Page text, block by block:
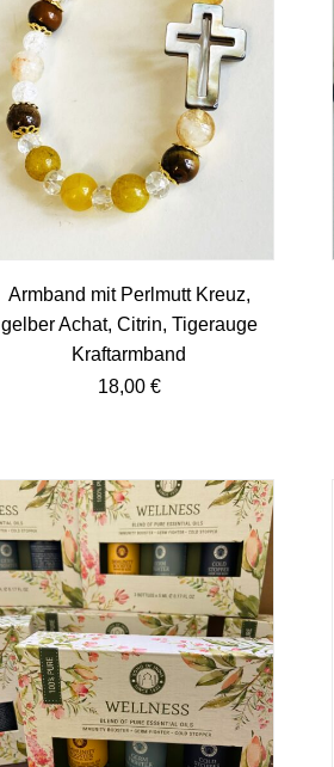
Armband mit Perlmutt Kreuz,
gelber Achat, Citrin, Tigerauge
Kraftarmband
18,00 €